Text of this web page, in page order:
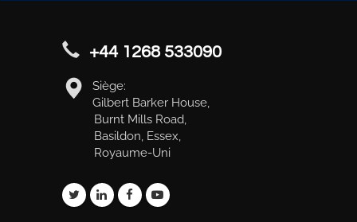
+44 1268 533090
Siège:
Gilbert Barker House,
Burnt Mills Road,
Basildon, Essex,
Royaume-Uni